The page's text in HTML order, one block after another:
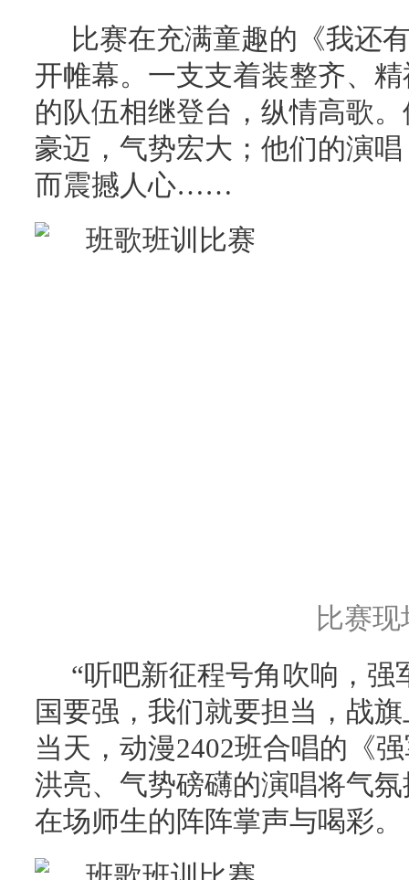
比赛在充满童趣的《我还
开帷幕。一支支着装整齐、
的队伍相继登台，纵情高歌
豪迈，气势宏大；他们的演
而震撼人心……
比赛现
“听吧新征程号角吹响，强
国要强，我们就要担当，战
当天，动漫2402班合唱的《
洪亮、气势磅礴的演唱将气
在场师生的阵阵掌声与喝彩。